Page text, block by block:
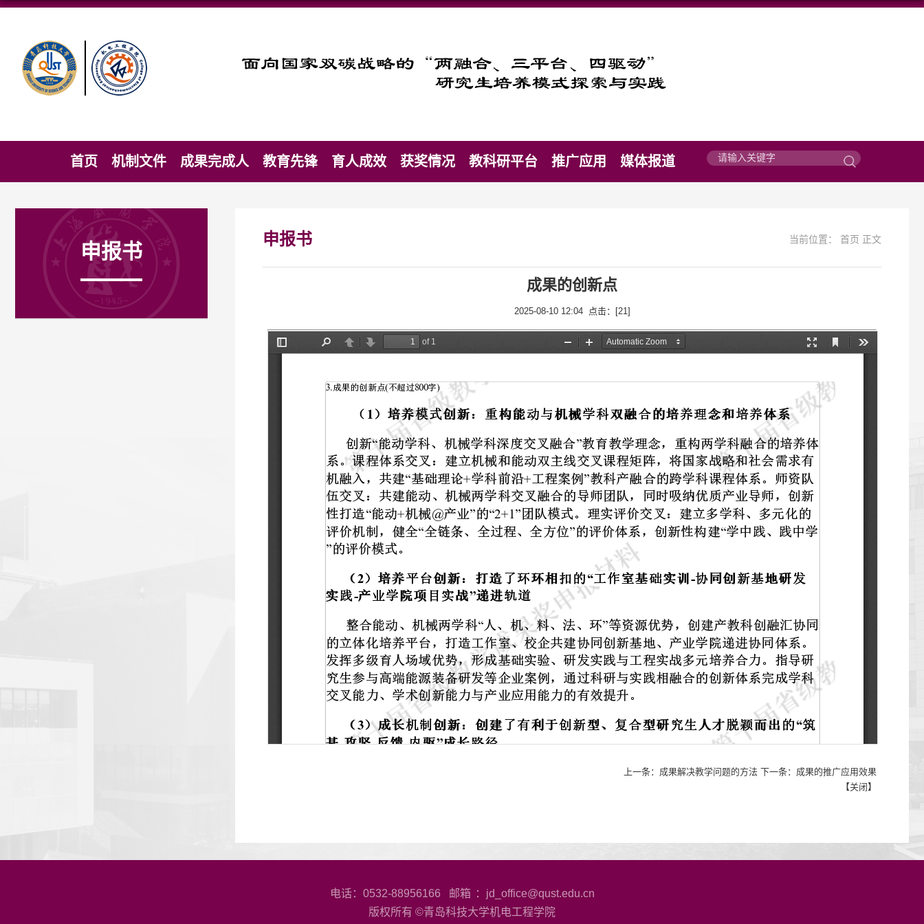
首页 机制文件 成果完成人 教育先锋 育人成效 获奖情况 教科研平台 推广应用 媒体报道
申报书
当前位置： 首页 正文
申报书
成果的创新点
2025-08-10 12:04 点击：[21]
上一条： 成果解决教学问题的方法 下一条： 成果的推广应用效果
【关闭 】
电话：0532-88956166 邮箱 ：jd_office@qust.edu.cn
版权所有 ©青岛科技大学机电工程学院